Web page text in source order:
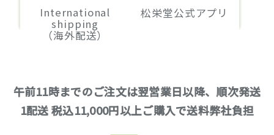
International
shipping
（海外配送）
松栄堂公式アプリ
午前11時までのご注文は翌営業日以降、順次発送
1配送 税込11,000円以上ご購入で送料弊社負担